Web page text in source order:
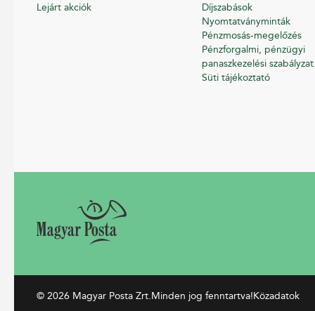
Lejárt akciók
Díjszabások
Nyomtatványminták
Pénzmosás-megelőzés
Pénzforgalmi, pénzügyi
panaszkezelési szabályzat
Süti tájékoztató
© 2026 Magyar Posta Zrt.Minden jog fenntartva!Közadatok